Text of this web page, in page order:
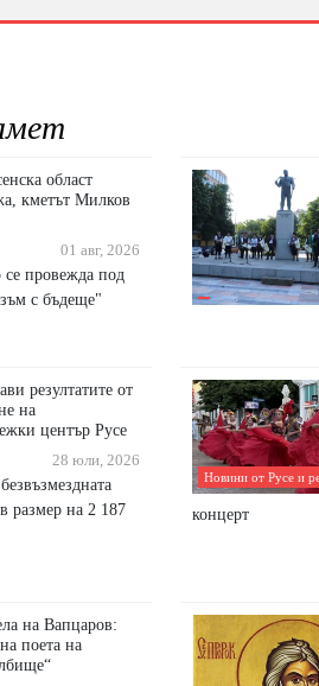
област
кметът Милков
01 авг, 2026
провежда под
с бъдеще"
резултатите от
на
център Русе
28 юли, 2026
размер на 2 187
Новини от Русе и
концерт
на Вапцаров:
поета на